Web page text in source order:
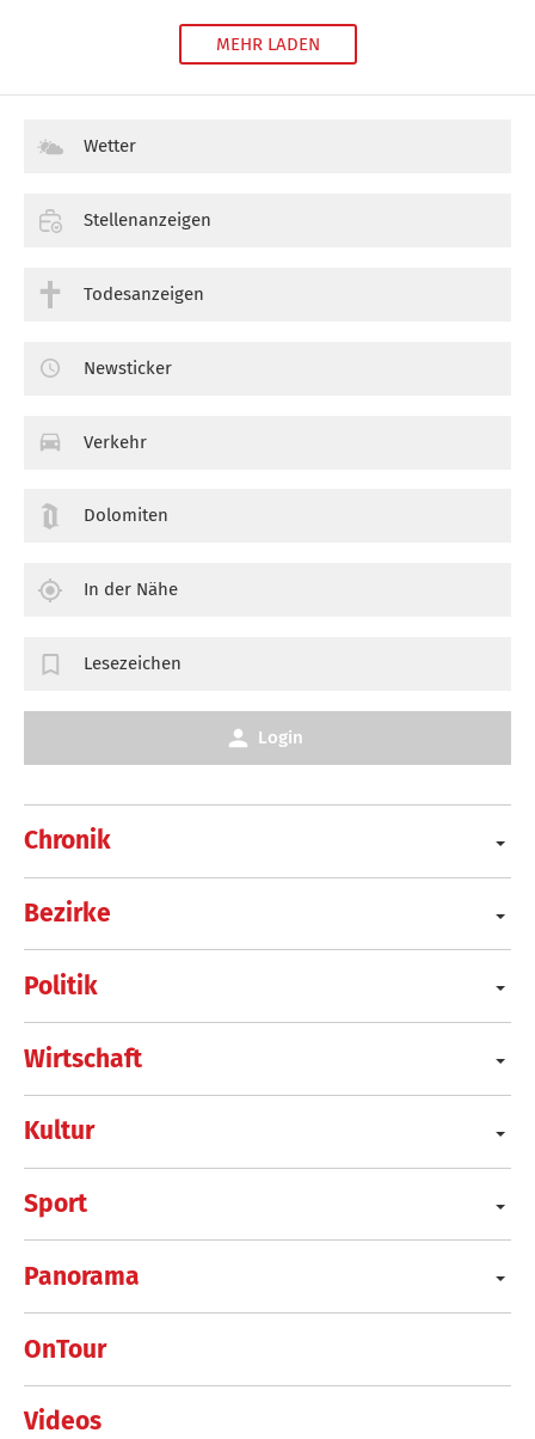
MEHR LADEN
Chronik
Bezirke
Politik
Wirtschaft
Kultur
Sport
Panorama
OnTour
Videos
Wetter
Stellenanzeigen
Todesanzeigen
Newsticker
Verkehr
Dolomiten
In der Nähe
Lesezeichen
Login